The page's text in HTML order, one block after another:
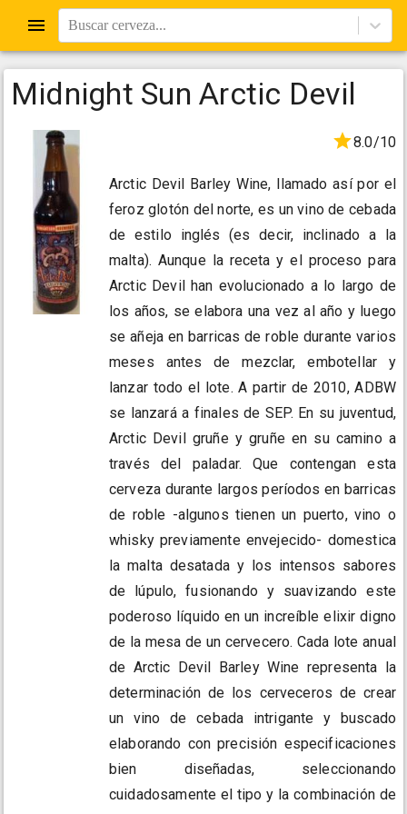
Buscar cerveza...
Midnight Sun Arctic Devil
8.0/10
Arctic Devil Barley Wine, llamado así por el
feroz glotón del norte, es un vino de cebada
de estilo inglés (es decir, inclinado a la
malta). Aunque la receta y el proceso para
Arctic Devil han evolucionado a lo largo de
los años, se elabora una vez al año y luego
se añeja en barricas de roble durante varios
meses antes de mezclar, embotellar y
lanzar todo el lote. A partir de 2010, ADBW
se lanzará a finales de SEP. En su juventud,
Arctic Devil gruñe y gruñe en su camino a
través del paladar. Que contengan esta
cerveza durante largos períodos en barricas
de roble -algunos tienen un puerto, vino o
whisky previamente envejecido- domestica
la malta desatada y los intensos sabores
de lúpulo, fusionando y suavizando este
poderoso líquido en un increíble elixir digno
de la mesa de un cervecero. Cada lote anual
de Arctic Devil Barley Wine representa la
determinación de los cerveceros de crear
un vino de cebada intrigante y buscado
elaborando con precisión especificaciones
bien diseñadas, seleccionando
cuidadosamente el tipo y la combinación de